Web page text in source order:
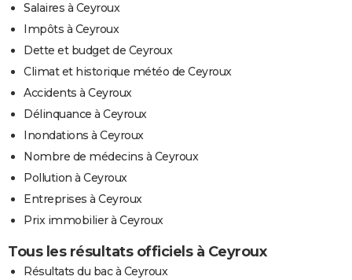
Salaires à Ceyroux
Impôts à Ceyroux
Dette et budget de Ceyroux
Climat et historique météo de Ceyroux
Accidents à Ceyroux
Délinquance à Ceyroux
Inondations à Ceyroux
Nombre de médecins à Ceyroux
Pollution à Ceyroux
Entreprises à Ceyroux
Prix immobilier à Ceyroux
Tous les résultats officiels à Ceyroux
Résultats du bac à Ceyroux